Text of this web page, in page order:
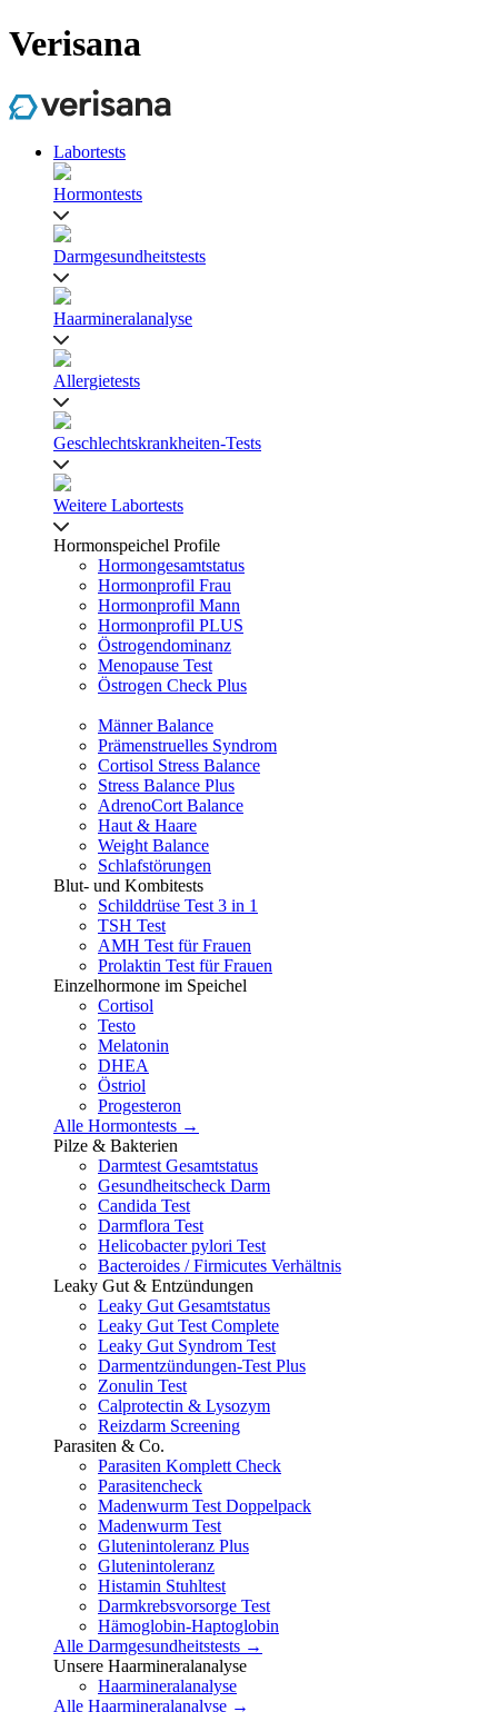
Verisana
Labortests
Hormontests
Darmgesundheitstests
Haarmineralanalyse
Allergietests
Geschlechtskrankheiten-Tests
Weitere Labortests
Hormonspeichel Profile
Hormongesamtstatus
Hormonprofil Frau
Hormonprofil Mann
Hormonprofil PLUS
Östrogendominanz
Menopause Test
Östrogen Check Plus
Männer Balance
Prämenstruelles Syndrom
Cortisol Stress Balance
Stress Balance Plus
AdrenoCort Balance
Haut & Haare
Weight Balance
Schlafstörungen
Blut- und Kombitests
Schilddrüse Test 3 in 1
TSH Test
AMH Test für Frauen
Prolaktin Test für Frauen
Einzelhormone im Speichel
Cortisol
Testo
Melatonin
DHEA
Östriol
Progesteron
Alle Hormontests →
Pilze & Bakterien
Darmtest Gesamtstatus
Gesundheitscheck Darm
Candida Test
Darmflora Test
Helicobacter pylori Test
Bacteroides / Firmicutes Verhältnis
Leaky Gut & Entzündungen
Leaky Gut Gesamtstatus
Leaky Gut Test Complete
Leaky Gut Syndrom Test
Darmentzündungen-Test Plus
Zonulin Test
Calprotectin & Lysozym
Reizdarm Screening
Parasiten & Co.
Parasiten Komplett Check
Parasitencheck
Madenwurm Test Doppelpack
Madenwurm Test
Glutenintoleranz Plus
Glutenintoleranz
Histamin Stuhltest
Darmkrebsvorsorge Test
Hämoglobin-Haptoglobin
Alle Darmgesundheitstests →
Unsere Haarmineralanalyse
Haarmineralanalyse
Alle Haarmineralanalyse →